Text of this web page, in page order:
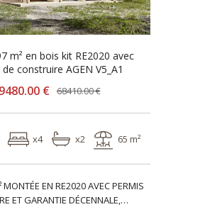
m² en bois kit RE2020 avec
construire AGEN V5_A1
€ 68410.00 €
x4 x2 65 m²
EN RE2020 AVEC PERMIS
ET GARANTIE DÉCENNALE,